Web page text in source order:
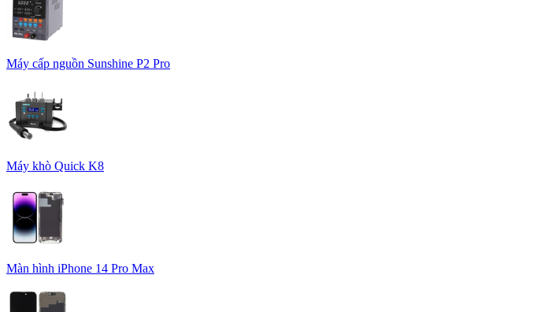
Máy cấp nguồn Sunshine P2 Pro
Máy khò Quick K8
Màn hình iPhone 14 Pro Max